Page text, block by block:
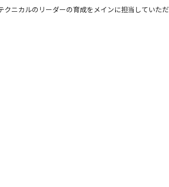
ニカルのリーダーの育成をメインに担当していただ